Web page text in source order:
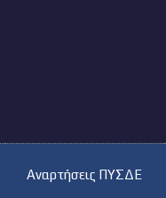
Αναρτήσεις ΠΥΣΔΕ